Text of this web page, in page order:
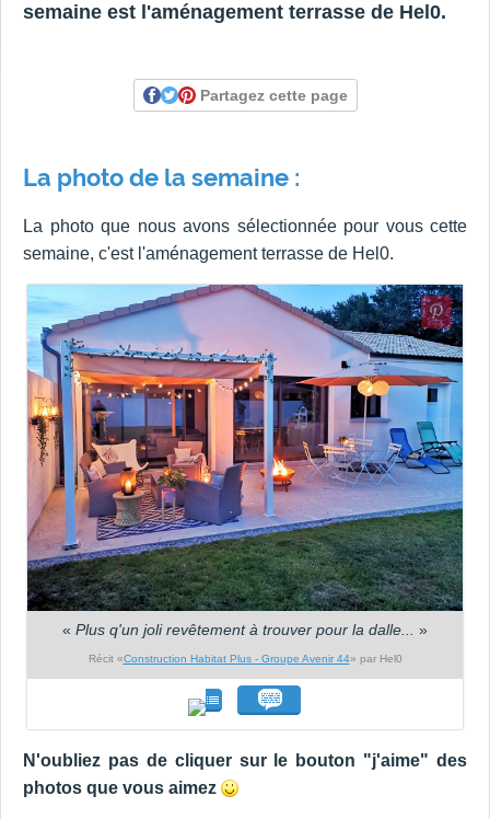
semaine est l'aménagement terrasse de Hel0.
Partagez cette page
La photo de la semaine :
La photo que nous avons sélectionnée pour vous cette
semaine, c'est l'aménagement terrasse de Hel0.
« Plus q'un joli revêtement à trouver pour la dalle... »
Récit «Construction Habitat Plus - Groupe Avenir 44» par Hel0
N'oubliez pas de cliquer sur le bouton "j'aime" des
photos que vous aimez